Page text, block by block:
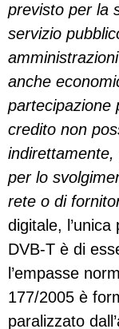
previsto per la
servizio
anche
partecipazione
credito non
indirettamente,
per lo
rete o di
digitale,
DVB-T è di
l’empasse
177/2005 è
paralizzato